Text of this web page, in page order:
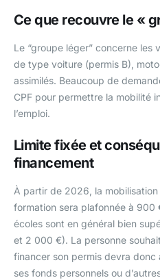
Ce que recouvre le «
Le “groupe léger” concerne les
de type voiture (permis B),
assimilés. Beaucoup de
CPF pour permettre la mobilité
l’emploi.
Limite fixée et
financement
À partir de 2026, la
formation sera plafonnée à 900
écoles sont en général bien
et 2 000 €). La personne
financer son permis devra
ses fonds personnels ou